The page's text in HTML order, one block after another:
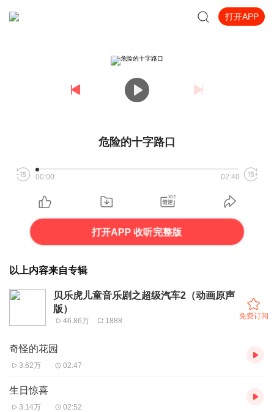
打开APP
危险的十字路口
00:00 02:40
打开APP 收听完整版
以上内容来自专辑
贝乐虎儿童音乐剧之超级汽车2（动画原声
版）
46.86万 1888
免费订阅
奇怪的花园
3.62万 02:47
生日惊喜
3.14万 02:52